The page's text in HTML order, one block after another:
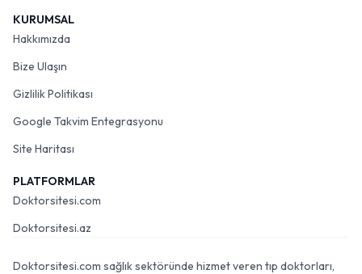
KURUMSAL
Hakkımızda
Bize Ulaşın
Gizlilik Politikası
Google Takvim Entegrasyonu
Site Haritası
PLATFORMLAR
Doktorsitesi.com
Doktorsitesi.az
Doktorsitesi.com sağlık sektöründe hizmet veren tıp doktorları,